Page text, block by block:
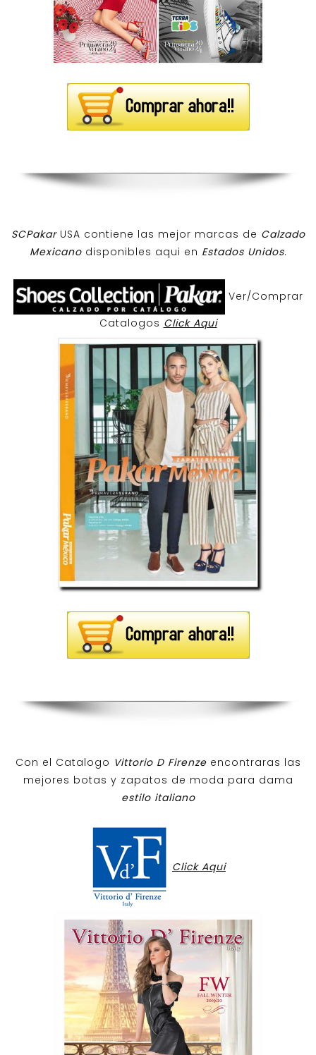
SCPakar USA contiene las mejor marcas de Calzado
Mexicanodisponibles aqui en Estados Unidos.
Ver/Comprar
Catalogos Click Aqui
Con el Catalogo Vittorio D Firenzeencontraras las
mejores botas y zapatos de moda para dama
estilo italiano
Click Aqui